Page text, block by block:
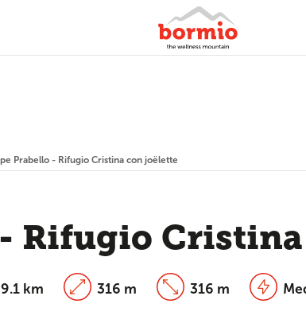
Prabello - Rifugio Cristina con joëlette
Rifugio
9.1 km 316 m 316 m